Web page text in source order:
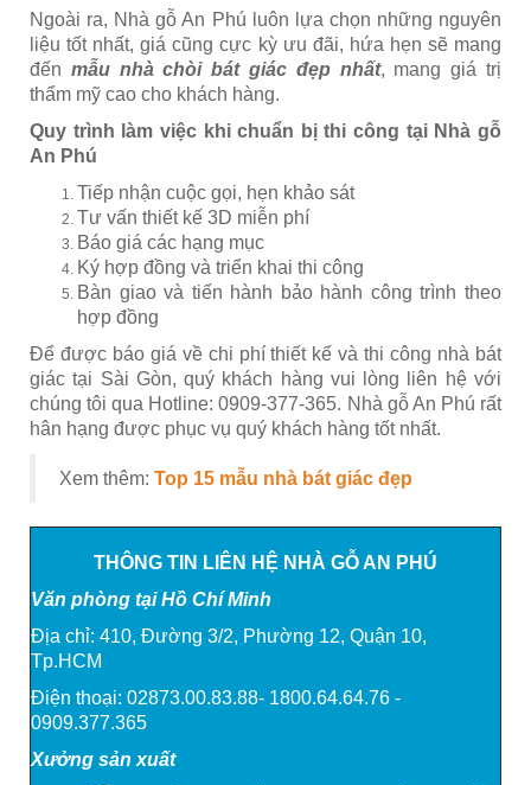
Ngoài ra, Nhà gỗ An Phú luôn lựa chọn những nguyên
liệu tốt nhất, giá cũng cực kỳ ưu đãi, hứa hẹn sẽ mang
đến mẫu nhà chòi bát giác đẹp nhất, mang giá trị
thẩm mỹ cao cho khách hàng.
Quy trình làm việc khi chuẩn bị thi công tại Nhà gỗ
An Phú
Tiếp nhận cuộc gọi, hẹn khảo sát
Tư vấn thiết kế 3D miễn phí
Báo giá các hạng mục
Ký hợp đồng và triển khai thi công
Bàn giao và tiến hành bảo hành công trình theo
hợp đồng
Để được báo giá về chi phí thiết kế và thi công nhà bát
giác tại Sài Gòn, quý khách hàng vui lòng liên hệ với
chúng tôi qua Hotline: 0909-377-365. Nhà gỗ An Phú rất
hân hạng được phục vụ quý khách hàng tốt nhất.
Xem thêm: Top 15 mẫu nhà bát giác đẹp
THÔNG TIN LIÊN HỆ NHÀ GỖ AN PHÚ
Văn phòng tại Hồ Chí Minh
Địa chỉ: 410, Đường 3/2, Phường 12, Quận 10,
Tp.HCM
Điện thoại: 02873.00.83.88- 1800.64.64.76 -
0909.377.365
Xưởng sản xuất